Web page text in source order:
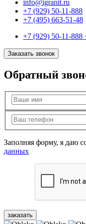
info@igranit.ru
+7 (929) 50-11-888
+7 (495) 663-51-48
+7 (929) 50-11-888
Заказать звонок
Обратный
Заполняя форму, я даю
данных